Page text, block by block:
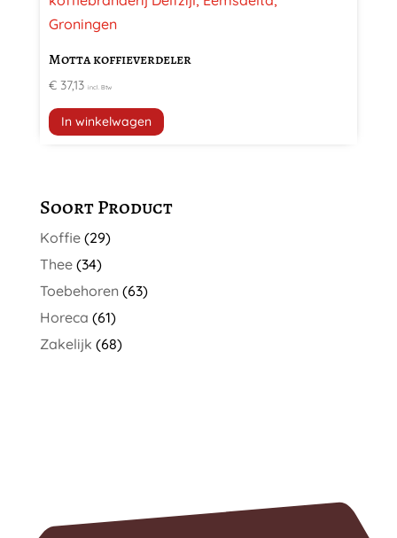
Motta koffieverdeler
€37,13 incl. Btw
In winkelwagen
Soort Product
Koffie (29)
Thee (34)
Toebehoren (63)
Horeca (61)
Zakelijk (68)